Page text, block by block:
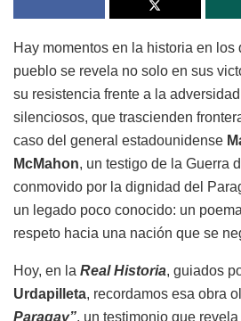
Hay momentos en la historia en los
pueblo se revela no solo en sus
su resistencia frente a la
silenciosos, que trascienden
caso del general estadounidense
McMahon, un testigo de la Guerra
conmovido por la dignidad del
un legado poco conocido: un
respeto hacia una nación que se
Hoy, en la Real Historia, guiados
Urdapilleta, recordamos esa obra
Paragay”, un testimonio que